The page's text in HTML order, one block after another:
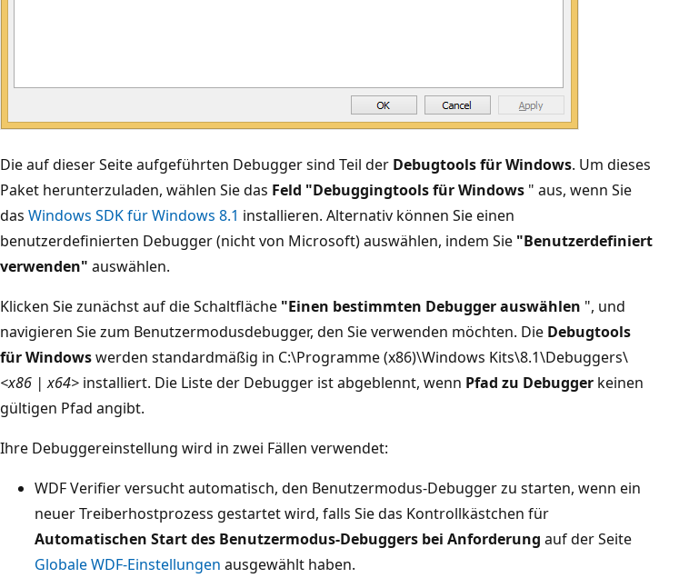
Die auf dieser Seite aufgeführten Debugger sind Teil der Debugtools für Windows. Um dieses
Paket herunterzuladen, wählen Sie das Feld "Debuggingtools für Windows " aus, wenn Sie
das Windows SDK für Windows 8.1 installieren. Alternativ können Sie einen
benutzerdefinierten Debugger (nicht von Microsoft) auswählen, indem Sie "Benutzerdefiniert
verwenden" auswählen.
Klicken Sie zunächst auf die Schaltfläche "Einen bestimmten Debugger auswählen ", und
navigieren Sie zum Benutzermodusdebugger, den Sie verwenden möchten. Die Debugtools
für Windowswerden standardmäßig in C:\Programme (x86)\Windows Kits\8.1\Debuggers\
<x86 | x64> installiert. Die Liste der Debugger ist abgeblennt, wenn Pfad zu Debugger keinen
gültigen Pfad angibt.
Ihre Debuggereinstellung wird in zwei Fällen verwendet:
WDF Verifier versucht automatisch, den Benutzermodus-Debugger zu starten, wenn ein
neuer Treiberhostprozess gestartet wird, falls Sie das Kontrollkästchen für
Automatischen Start des Benutzermodus-Debuggers bei Anforderung auf der Seite
Globale WDF-Einstellungen ausgewählt haben.